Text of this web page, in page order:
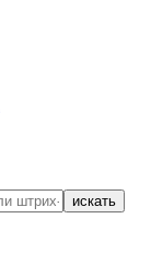
искать